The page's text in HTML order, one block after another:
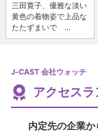
三田寛子、優雅な淡い
黄色の着物姿で上品な
たたずまいで ...
J-CAST 会社ウォッチ
アクセス
内定先の企業